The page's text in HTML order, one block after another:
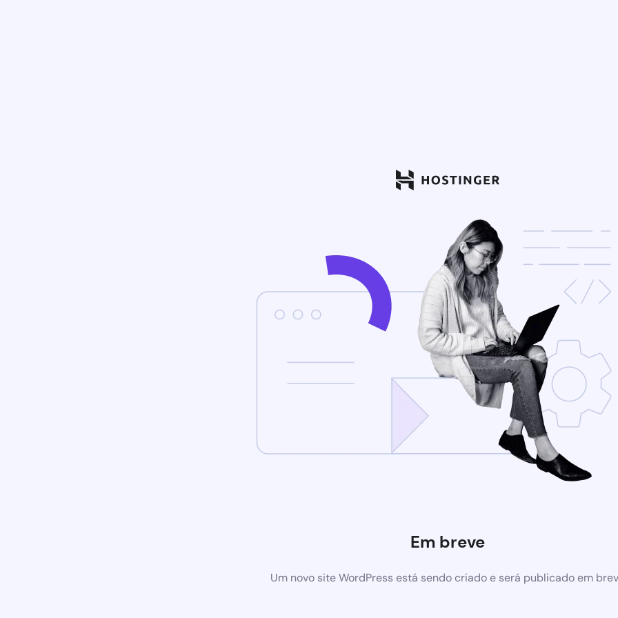
Em breve
Um novo site WordPress está sendo criado e será publicado em